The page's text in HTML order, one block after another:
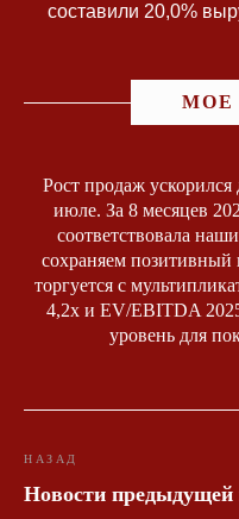
составили 20,0%
МОЕ
Рост продаж ускорился
июле. За 8 месяцев
соответствовала
сохраняем позитивный
торгуется с
4,2x и EV/EBITDA
уровень для
НАЗАД
Новости предыдущей